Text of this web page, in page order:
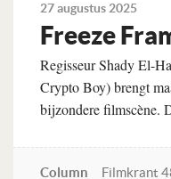
27 augustus 2025
Freeze
Regisseur Shady El-
Crypto Boy) brengt
bijzondere filmscène.
Column Filmkrant